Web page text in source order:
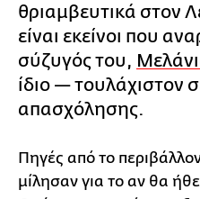
θριαμβευτικά στον
είναι εκείνοι που
σύζυγός του,
ίδιο — τουλάχιστον
απασχόλησης.
Πηγές από το
μίλησαν για το αν θα